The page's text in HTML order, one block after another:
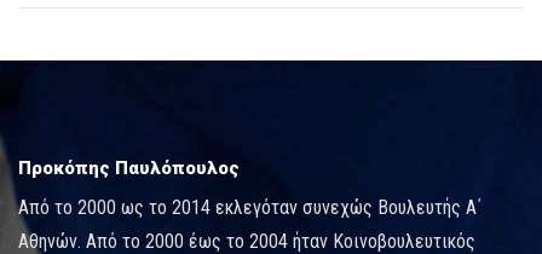
Προκόπης Παυλόπουλος
Από το 2000 ως το 2014 εκλεγόταν συνεχώς Βουλευτής Α΄
Αθηνών. Από το 2000 έως το 2004 ήταν Κοινοβουλευτικός